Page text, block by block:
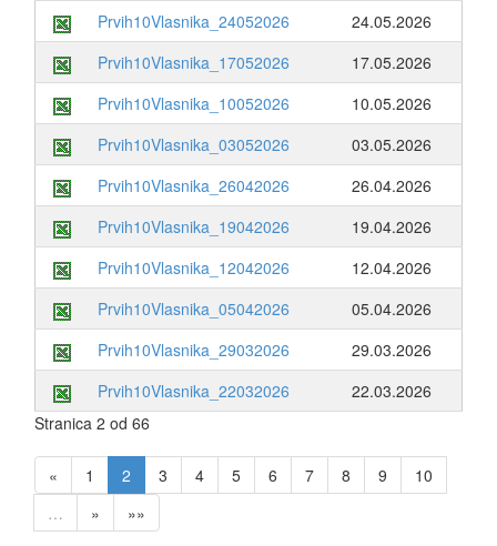
Prvih10Vlasnika_24052026
24.05.2026
Prvih10Vlasnika_17052026
17.05.2026
Prvih10Vlasnika_10052026
10.05.2026
Prvih10Vlasnika_03052026
03.05.2026
Prvih10Vlasnika_26042026
26.04.2026
Prvih10Vlasnika_19042026
19.04.2026
Prvih10Vlasnika_12042026
12.04.2026
Prvih10Vlasnika_05042026
05.04.2026
Prvih10Vlasnika_29032026
29.03.2026
Prvih10Vlasnika_22032026
22.03.2026
Stranica 2 od 66
« 1 2 3 4 5 6 7 8 9
10
…
» »»